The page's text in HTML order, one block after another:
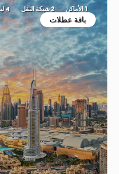
1 الأماكن 2 شبكة النقل 4 ليال
باقة عطلات